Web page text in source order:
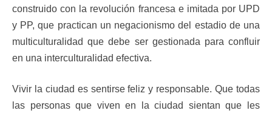
construido con la revolución francesa e imitada por UPD
y PP, que practican un negacionismo del estadio de una
multiculturalidad que debe ser gestionada para confluir
en una interculturalidad efectiva.
Vivir la ciudad es sentirse feliz y responsable. Que todas
las personas que viven en la ciudad sientan que les